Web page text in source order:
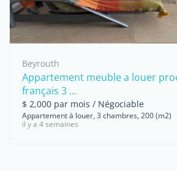
Beyrouth
Appartement meuble a louer
français 3 ...
$ 2,000 par mois / Négociable
Appartement à louer, 3 chambres, 200 (m2)
il y a 4 semaines